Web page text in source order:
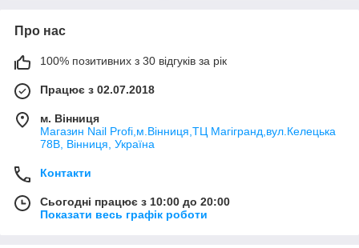
Про нас
100% позитивних з 30 відгуків за рік
Працює з 02.07.2018
м. Вінниця
Магазин Nail Profi,м.Вінниця,ТЦ Магігранд,вул.Келецька
78В, Вінниця, Україна
Контакти
Сьогодні працює з 10:00 до 20:00
Показати весь графік роботи